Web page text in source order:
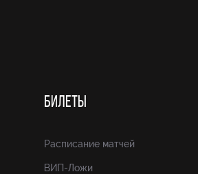
БИЛЕТЫ
Расписание матчей
ВИП-Ложи